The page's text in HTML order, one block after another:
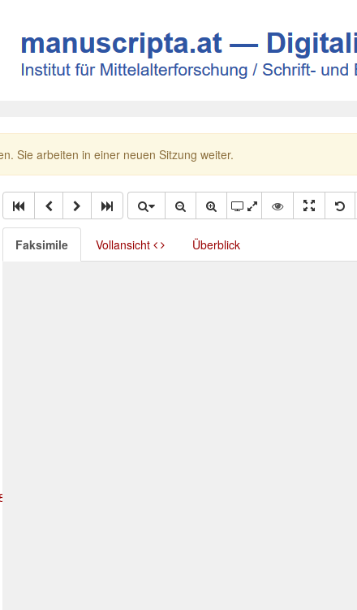
Sie arbeiten in einer neuen Sitzung weiter.
manifest.json
Faksimile Vollansicht Überblick